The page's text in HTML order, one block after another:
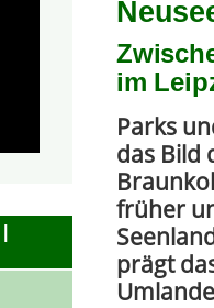
im
Parks
das Bild
früher
prägt